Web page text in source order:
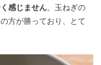
感じません。玉ねぎの
方が勝っており、とて